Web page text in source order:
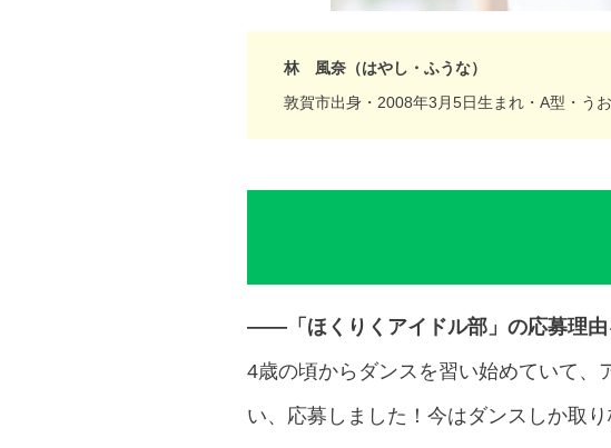
林 風奈（はやし・ふうな）
敦賀市出身・2008年3月5日生まれ・A型・う
―― 「ほくりくアイドル部」の応募理
4歳の頃からダンスを習い始めていて、
い、応募しました！今はダンスしか取